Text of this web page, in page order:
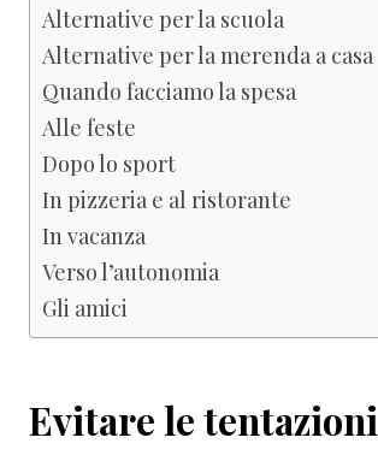
Alternative per la scuola
Alternative per la merenda a casa
Quando facciamo la spesa
Alle feste
Dopo lo sport
In pizzeria e al ristorante
In vacanza
Verso l’autonomia
Gli amici
Evitare le tentazioni